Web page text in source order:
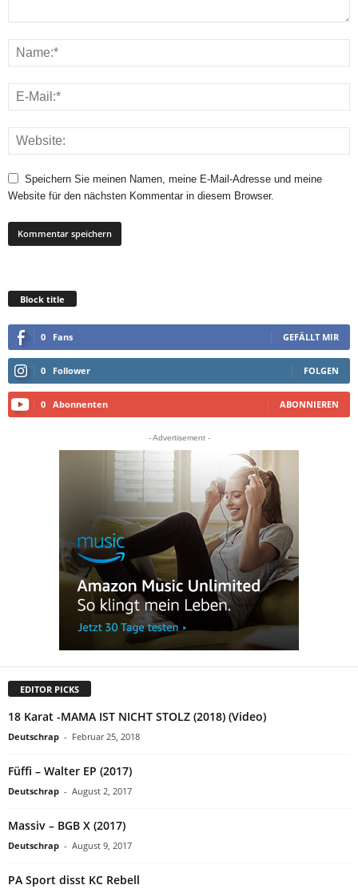
Speichern Sie meinen Namen, meine E-Mail-Adresse und meine
Website für den nächsten Kommentar in diesem Browser.
Block title
0 Fans GEFÄLLT MIR
0 Follower FOLGEN
0 Abonnenten ABONNIEREN
- Advertisement -
EDITOR PICKS
18 Karat -MAMA IST NICHT STOLZ (2018) (Video)
Deutschrap - Februar 25, 2018
Füffi – Walter EP (2017)
Deutschrap - August 2, 2017
Massiv – BGB X (2017)
Deutschrap - August 9, 2017
PA Sport disst KC Rebell